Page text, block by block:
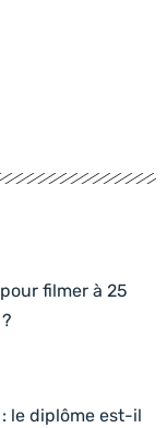
filmer à 25
le diplôme est-il